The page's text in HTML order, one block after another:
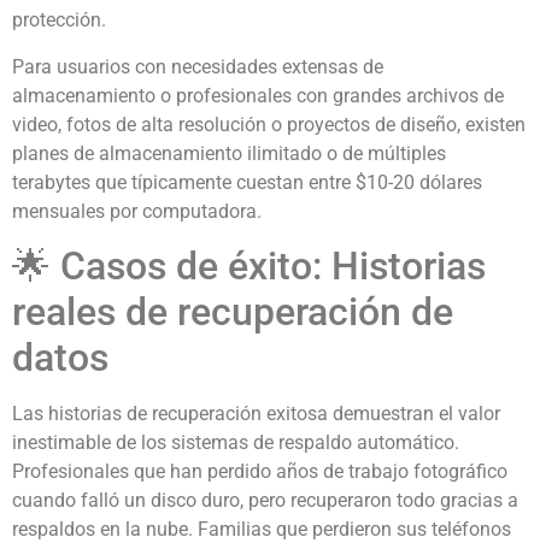
protección.
Para usuarios con necesidades extensas de
almacenamiento o profesionales con grandes archivos de
video, fotos de alta resolución o proyectos de diseño, existen
planes de almacenamiento ilimitado o de múltiples
terabytes que típicamente cuestan entre $10-20 dólares
mensuales por computadora.
🌟 Casos de éxito: Historias
reales de recuperación de
datos
Las historias de recuperación exitosa demuestran el valor
inestimable de los sistemas de respaldo automático.
Profesionales que han perdido años de trabajo fotográfico
cuando falló un disco duro, pero recuperaron todo gracias a
respaldos en la nube. Familias que perdieron sus teléfonos